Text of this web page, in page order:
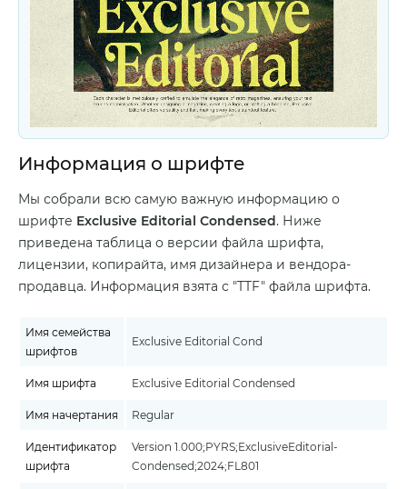
Информация о шрифте
Мы собрали всю самую важную информацию о
шрифте Exclusive Editorial Condensed. Ниже
приведена таблица о версии файла шрифта,
лицензии, копирайта, имя дизайнера и вендора-
продавца. Информация взята с "TTF" файла шрифта.
Имя семейства
шрифтов
Exclusive Editorial Cond
Имя шрифта Exclusive Editorial Condensed
Имя начертания Regular
Идентификатор
шрифта
Version 1.000;PYRS;ExclusiveEditorial-
Condensed;2024;FL801